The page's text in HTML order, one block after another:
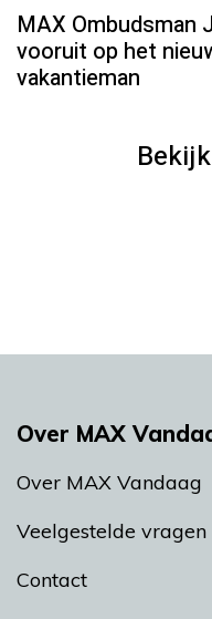
MAX Ombudsman
vooruit op het
vakantieman
Over MAX
Over MAX Vandaag
Veelgestelde vragen
Contact